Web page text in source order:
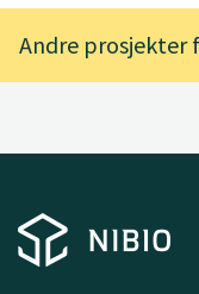
Andre prosjekter